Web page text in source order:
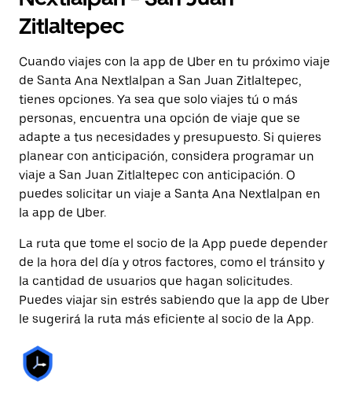
Zitlaltepec
Cuando viajes con la app de Uber en tu próximo viaje
de Santa Ana Nextlalpan a San Juan Zitlaltepec,
tienes opciones. Ya sea que solo viajes tú o más
personas, encuentra una opción de viaje que se
adapte a tus necesidades y presupuesto. Si quieres
planear con anticipación, considera programar un
viaje a San Juan Zitlaltepec con anticipación. O
puedes solicitar un viaje a Santa Ana Nextlalpan en
la app de Uber.
La ruta que tome el socio de la App puede depender
de la hora del día y otros factores, como el tránsito y
la cantidad de usuarios que hagan solicitudes.
Puedes viajar sin estrés sabiendo que la app de Uber
le sugerirá la ruta más eficiente al socio de la App.